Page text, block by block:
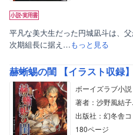
平凡な美大生だった円城凪斗は、
次期組長に据え…もっと見る
赫蜥蜴の閨 【イラスト収録】
ボーイズラブ小説
著者：沙野風結
出版社：幻冬舎
180ページ